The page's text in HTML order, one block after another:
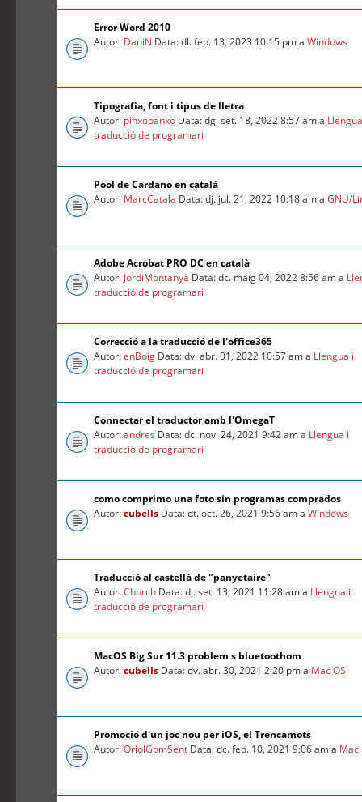
Error Word 2010
Autor: DaniN Data: dl. feb. 13, 2023 10:15 pm aWindows
Tipografia, font i tipus de lletra
Autor: pinxopanxo Data: dg. set. 18, 2022 8:57 am a
traducció de programari
Pool de Cardano en català
Autor: MarcCatala Data: dj. jul. 21, 2022 10:18 am aGNU/
Adobe Acrobat PRO DC en català
Autor: JordiMontanyà Data: dc. maig 04, 2022 8:56 am a
traducció de programari
Correcció a la traducció de l'office365
Autor:enBoig Data: dv. abr. 01, 2022 10:57 am a Llengua i
traducció de programari
Connectar el traductor amb l'OmegaT
Autor:andres Data: dc. nov. 24, 2021 9:42 am a Llengua i
traducció de programari
como comprimo una foto sin programas comprados
Autor:cubells Data: dt. oct. 26, 2021 9:56 am aWindows
Traducció al castellà de "panyetaire"
Autor:Chorch Data: dl. set. 13, 2021 11:28 am a Llengua i
traducció de programari
MacOS Big Sur 11.3 problem s bluetoothom
Autor:cubells Data: dv. abr. 30, 2021 2:20 pm a Mac OS
Promoció d'un joc nou per iOS, el Trencamots
Autor:OriolGomSent Data: dc. feb. 10, 2021 9:06 am a Mac